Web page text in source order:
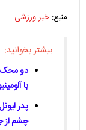
منبع: خبر ورزشی
بیشتر بخوانید:
دو محک
با
چشم از